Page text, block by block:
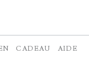
CADEAU
AIDE